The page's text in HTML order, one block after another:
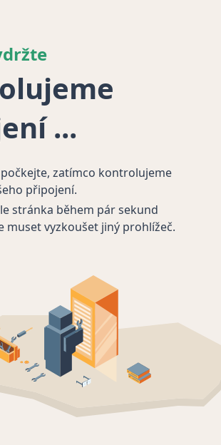
zatímco kontrolujeme
připojení.
stránka během pár sekund
muset vyzkoušet jiný prohlížeč.